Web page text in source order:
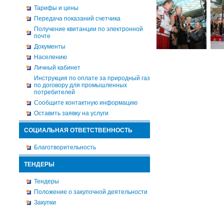
Тарифы и цены
Передача показаний счетчика
Получение квитанции по электронной
почте
Документы
Населению
Личный кабинет
Инструкция по оплате за природный газ
по договору для промышленных
потребителей
Сообщите контактную информацию
Оставить заявку на услуги
СОЦИАЛЬНАЯ ОТВЕТСТВЕННОСТЬ
Благотворительность
ТЕНДЕРЫ
Тендеры
Положение о закупочной деятельности
Закупки